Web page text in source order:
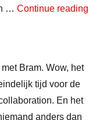
… Continue reading
Bram. Wow, het
tijd voor de
En het
anders dan